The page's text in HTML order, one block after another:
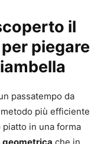
il
piegare
passatempo da
più efficiente
in una forma
geometrica che in